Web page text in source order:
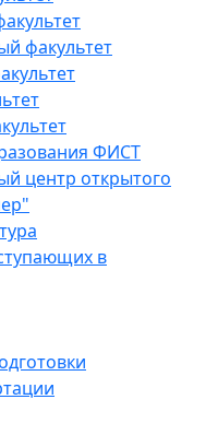
факультет
ФИСТ
центр открытого
в